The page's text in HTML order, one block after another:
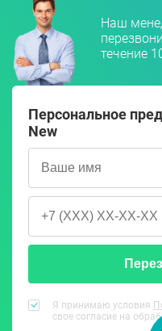
Наш
течение
Персональное
New
Я принимаю условия
свое согласие на